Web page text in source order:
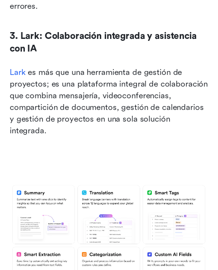
errores.
3. Lark: Colaboración integrada y asistencia
con IA
Lark es más que una herramienta de gestión de
proyectos; es una plataforma integral de colaboración
que combina mensajería, videoconferencias,
compartición de documentos, gestión de calendarios
y gestión de proyectos en una sola solución
integrada.